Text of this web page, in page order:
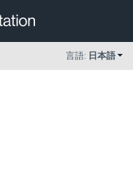
言語: 日本語